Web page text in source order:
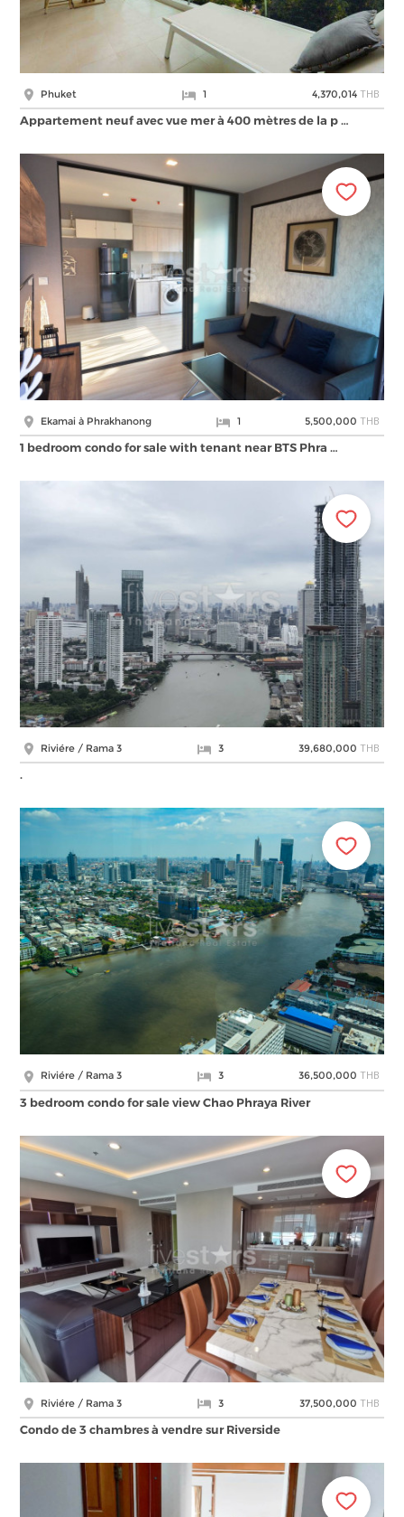
Phuket 1 4,370,014THB
Appartement neuf avec vue mer à 400 mètres de la p …
Ekamai à Phrakhanong 1 5,500,000 THB
1 bedroom condo for sale with tenant near BTS Phra …
Riviére / Rama 3 3 39,680,000 THB
.
Riviére / Rama 3 3 36,500,000 THB
3 bedroom condo for sale view Chao Phraya River
Riviére / Rama 3 3 37,500,000 THB
Condo de 3 chambres à vendre sur Riverside